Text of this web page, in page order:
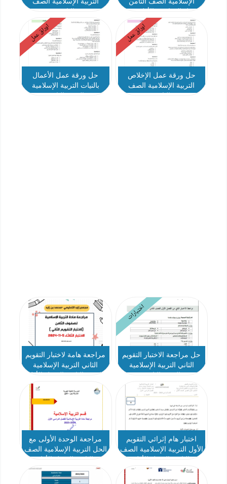
2026
اوراق عمل
حل ورقة عمل الإخلاص
التربية الإسلامية الصف
اوراق عمل
حل ورقة عمل الأعمال
بالنيات التربية الإسلامية
اختبارات
حل مراجعة الاختبار التقويم
الثاني التربية الإسلامية
مراجعة هامة لاختبار التقويم
الثاني التربية الإسلامية
اختبار هام إثرائي التقويم
الأول التربية الإسلامية الصف
مراجعة الوحدة الأولى مع
الحل التربية الإسلامية الصف